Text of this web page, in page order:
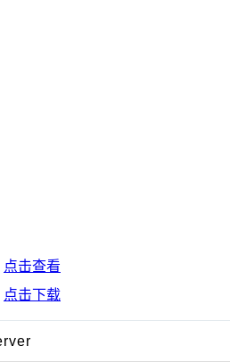
点击查看
点击下载